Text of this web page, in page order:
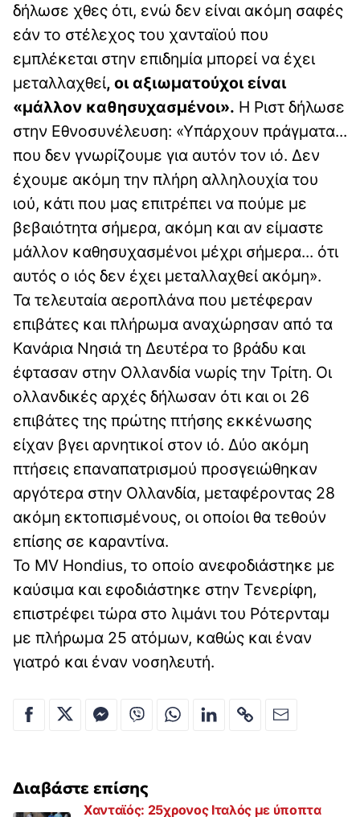
δήλωσε χθες ότι, ενώ δεν είναι ακόμη σαφές
εάν το στέλεχος του χανταϊού που
εμπλέκεται στην επιδημία μπορεί να έχει
μεταλλαχθεί, οι αξιωματούχοι είναι
«μάλλον καθησυχασμένοι». Η Ριστ δήλωσε
στην Εθνοσυνέλευση: «Υπάρχουν πράγματα...
που δεν γνωρίζουμε για αυτόν τον ιό. Δεν
έχουμε ακόμη την πλήρη αλληλουχία του
ιού, κάτι που μας επιτρέπει να πούμε με
βεβαιότητα σήμερα, ακόμη και αν είμαστε
μάλλον καθησυχασμένοι μέχρι σήμερα... ότι
αυτός ο ιός δεν έχει μεταλλαχθεί ακόμη».
Τα τελευταία αεροπλάνα που μετέφεραν
επιβάτες και πλήρωμα αναχώρησαν από τα
Κανάρια Νησιά τη Δευτέρα το βράδυ και
έφτασαν στην Ολλανδία νωρίς την Τρίτη. Οι
ολλανδικές αρχές δήλωσαν ότι και οι 26
επιβάτες της πρώτης πτήσης εκκένωσης
είχαν βγει αρνητικοί στον ιό. Δύο ακόμη
πτήσεις επαναπατρισμού προσγειώθηκαν
αργότερα στην Ολλανδία, μεταφέροντας 28
ακόμη εκτοπισμένους, οι οποίοι θα τεθούν
επίσης σε καραντίνα.
Το MV Hondius, το οποίο ανεφοδιάστηκε με
καύσιμα και εφοδιάστηκε στην Τενερίφη,
επιστρέφει τώρα στο λιμάνι του Ρότερνταμ
με πλήρωμα 25 ατόμων, καθώς και έναν
γιατρό και έναν νοσηλευτή.
Διαβάστε επίσης
Χανταϊός: 25χρονος Ιταλός με ύποπτα